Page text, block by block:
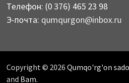
Телефон: (0 376) 465 23 98
Э-почта: qumqurgon@inbox.ru
Copyright © 2026 Qumqo'rg'on
and Bam.